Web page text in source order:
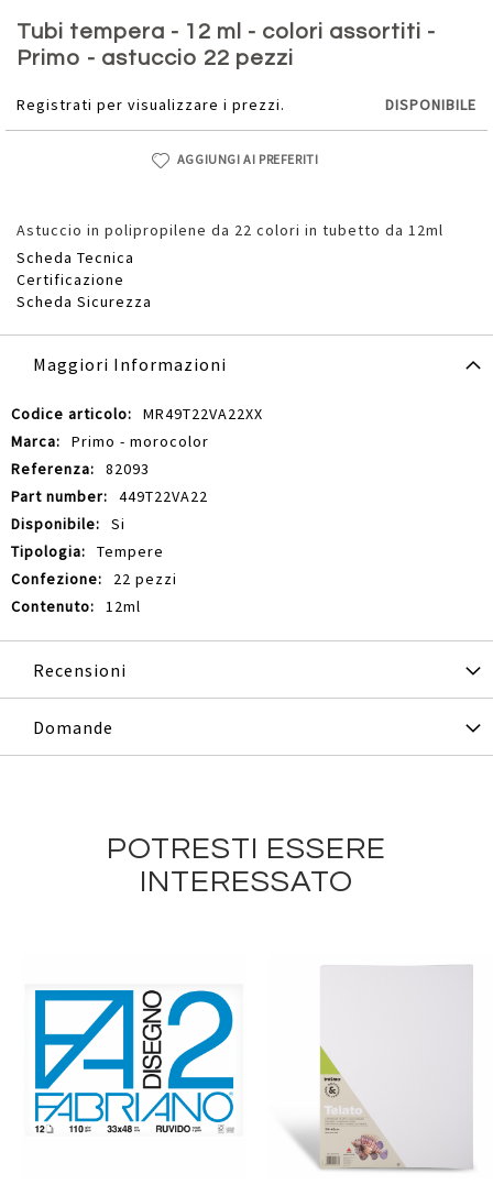
Tubi tempera - 12 ml - colori assortiti -
Primo - astuccio 22 pezzi
Registrati per visualizzare i prezzi. DISPONIBILE
AGGIUNGI AI PREFERITI
Astuccio in polipropilene da 22 colori in tubetto da 12ml
Scheda Tecnica
Certificazione
Scheda Sicurezza
all'inizio
della
galleria
immagini
Maggiori Informazioni
Maggiori
Informazioni
MR49T22VA22XX
Primo - morocolor
82093
449T22VA22
Si
Tempere
22 pezzi
12ml
Recensioni
Domande
POTRESTI ESSERE
INTERESSATO